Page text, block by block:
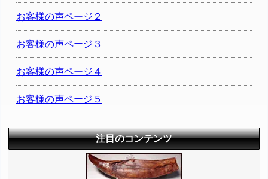
お客様の声ページ２
お客様の声ページ３
お客様の声ページ４
お客様の声ページ５
注目のコンテンツ